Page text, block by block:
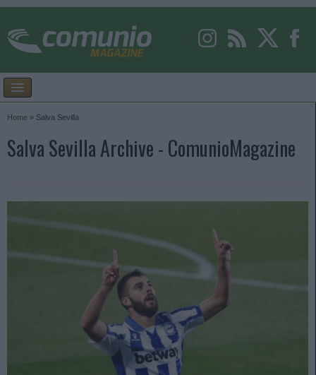
Home » Salva Sevilla
Salva Sevilla Archive - ComunioMagazine